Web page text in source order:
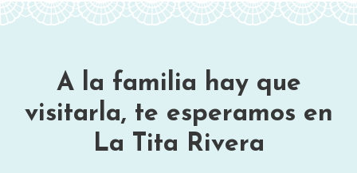
A la familia hay que
visitarla, te esperamos en
La Tita Rivera